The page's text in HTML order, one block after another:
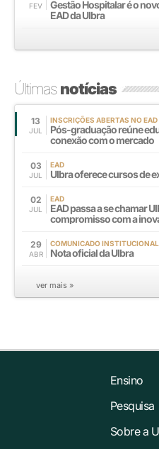
FEV
Gestão Hospitalar é o
EAD da Ulbra
Últimasnotícias
13
JUL
INSCRIÇÕES ABERTAS NO EAD
Pós-graduação reúne
conexão com o mercado
03
JUL
EAD
Ulbra oferece cursos de
02
JUL
EAD
EAD passa a se chamar
compromisso com a
29
ABR
COMUNICADO INSTITUCIONAL
Nota oficial da Ulbra
ver mais »
Ensino
Pesquisa
Sobre a